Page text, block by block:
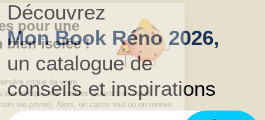
Découvrez
Mon Book Réno 2026,
un catalogue de
conseils et inspirations